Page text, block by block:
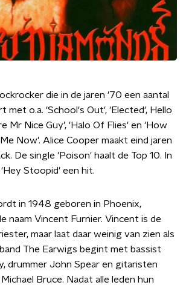
die in de jaren '70 een aantal
met o.a. 'School's Out', 'Elected', Hello
Mr Nice Guy', 'Halo Of Flies' en 'How
Now'. Alice Cooper maakt eind jaren
De single 'Poison' haalt de Top 10. In
Stoopid' een hit.
in 1948 geboren in Phoenix,
naam Vincent Furnier. Vincent is de
maar laat daar weinig van zien als
The Earwigs begint met bassist
drummer John Spear en gitaristen
Bruce. Nadat alle leden hun